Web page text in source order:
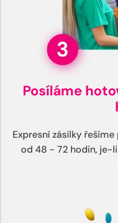
Posíláme
Expresní zásilky
od 48 - 72 hodin, je-